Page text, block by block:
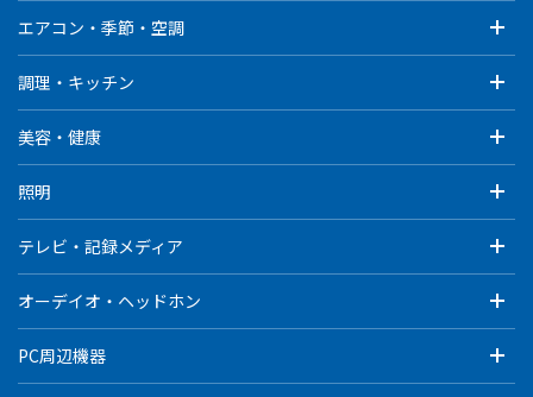
エアコン・季節・空調
調理・キッチン
美容・健康
照明
テレビ・記録メディア
オーデイオ・ヘッドホン
PC周辺機器